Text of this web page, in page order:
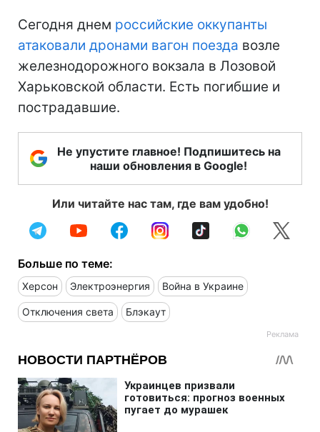
Сегодня днем российские оккупанты
атаковали дронами вагон поезда возле
железнодорожного вокзала в Лозовой
Харьковской области. Есть погибшие и
пострадавшие.
Не упустите главное! Подпишитесь на
наши обновления в Google!
Или читайте нас там, где вам удобно!
Больше по теме:
Херсон Электроэнергия Война в Украине
Отключения света Блэкаут